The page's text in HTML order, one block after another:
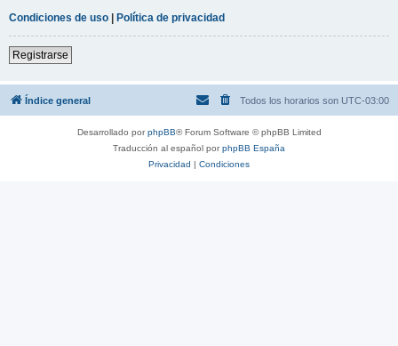
Condiciones de uso | Política de privacidad
Registrarse
Índice general Todos los horarios son UTC-03:00
Desarrollado porphpBB® Forum Software © phpBB Limited
Traducción al español porphpBB España
Privacidad | Condiciones